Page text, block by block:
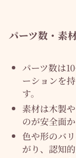
パーツ数・素
パーツ数は
ーションを
す。
素材は木製
のが安全面
色や形のバ
がり、認知